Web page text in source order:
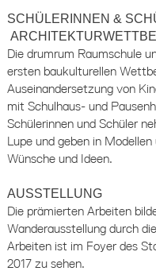
SCHÜLERINNEN &
Die drumrum Raumschule
ersten baukulturellen
Auseinandersetzung von
mit Schulhaus- und
Schülerinnen und Schüler
Lupe und geben in
Wünsche und Ideen.
AUSSTELLUNG
Die prämierten Arbeiten
Wanderausstellung durch
Arbeiten ist im Foyer des
2017 zu sehen.